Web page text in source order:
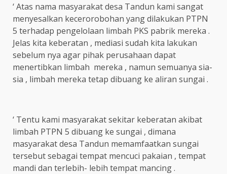
‘ Atas nama masyarakat desa Tandun kami sangat
menyesalkan kecerorobohan yang dilakukan PTPN
5 terhadap pengelolaan limbah PKS pabrik mereka .
Jelas kita keberatan , mediasi sudah kita lakukan
sebelum nya agar pihak perusahaan dapat
menertibkan limbah mereka , namun semuanya sia-
sia , limbah mereka tetap dibuang ke aliran sungai .
‘ Tentu kami masyarakat sekitar keberatan akibat
limbah PTPN 5 dibuang ke sungai , dimana
masyarakat desa Tandun memamfaatkan sungai
tersebut sebagai tempat mencuci pakaian , tempat
mandi dan terlebih- lebih tempat mancing .